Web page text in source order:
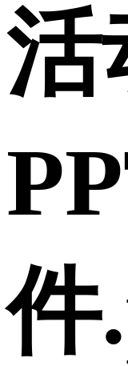
活
件